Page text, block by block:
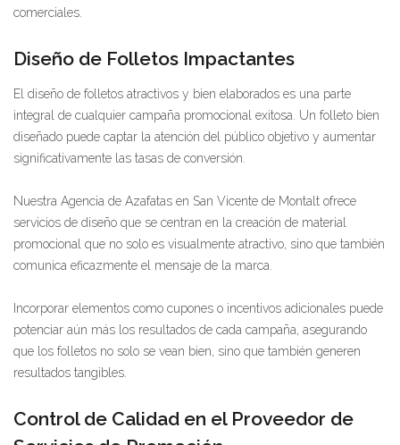
comerciales.
Diseño de Folletos Impactantes
El diseño de folletos atractivos y bien elaborados es una parte
integral de cualquier campaña promocional exitosa. Un folleto bien
diseñado puede captar la atención del público objetivo y aumentar
significativamente las tasas de conversión.
Nuestra Agencia de Azafatas en San Vicente de Montalt ofrece
servicios de diseño que se centran en la creación de material
promocional que no solo es visualmente atractivo, sino que también
comunica eficazmente el mensaje de la marca.
Incorporar elementos como cupones o incentivos adicionales puede
potenciar aún más los resultados de cada campaña, asegurando
que los folletos no solo se vean bien, sino que también generen
resultados tangibles.
Control de Calidad en el Proveedor de